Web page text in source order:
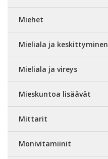
Miehet
Mieliala ja keskittyminen
Mieliala ja vireys
Mieskuntoa lisäävät
Mittarit
Monivitamiinit